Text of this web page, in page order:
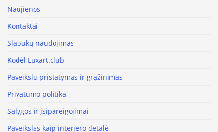
Naujienos
Kontaktai
Slapukų naudojimas
Kodėl Luxart.club
Paveikslų pristatymas ir grąžinimas
Privatumo politika
Sąlygos ir įsipareigojimai
Paveikslas kaip interjero detalė